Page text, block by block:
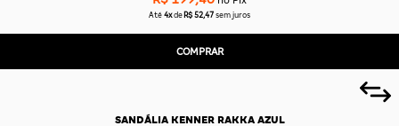
Até 4x de R$ 52,47 sem juros
COMPRAR
SANDÁLIA KENNER RAKKA AZUL